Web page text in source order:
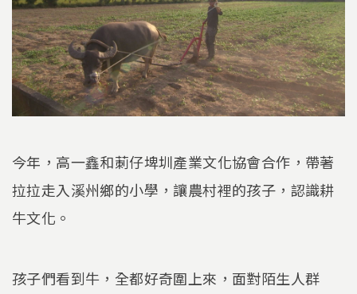
今年，高一鑫和莿仔埤圳產業文化協會合作，帶著
拉拉走入溪州鄉的小學，讓農村裡的孩子，認識耕
牛文化。
孩子們看到牛，全都好奇圍上來，面對陌生人群